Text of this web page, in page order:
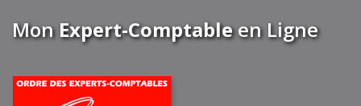
MonExpert-Comptableen Ligne